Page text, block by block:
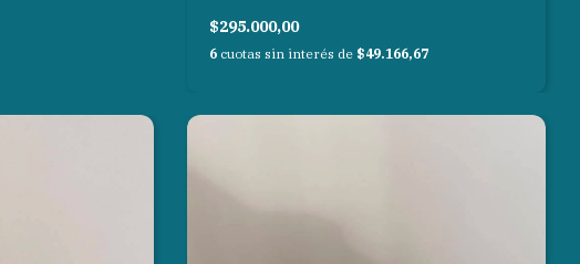
$295.000,00
6 cuotas sin interés de $49.166,67